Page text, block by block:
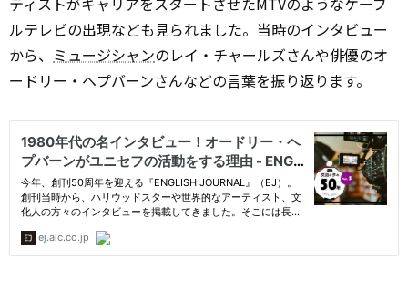
ルテレビの出現なども見られました。当時のインタビュー
から、 ミュージシャンのレイ・チャールズさんや俳優のオ
ードリー・ヘプバーンさんなどの言葉を振り返ります。